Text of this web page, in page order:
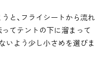
と、フライシートから流れ
てテントの下に溜まって
いよう少し小さめを選びま